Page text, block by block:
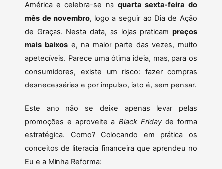
América e celebra-se na quarta sexta-feira do
mês de novembro, logo a seguir ao Dia de Ação
de Graças. Nesta data, as lojas praticam preços
mais baixose, na maior parte das vezes, muito
apetecíveis. Parece uma ótima ideia, mas, para os
consumidores, existe um risco: fazer compras
desnecessárias e por impulso, isto é, sem pensar.
Este ano não se deixe apenas levar pelas
promoções e aproveite a Black Fridayde forma
estratégica. Como? Colocando em prática os
conceitos de literacia financeira que aprendeu no
Eu e a Minha Reforma: